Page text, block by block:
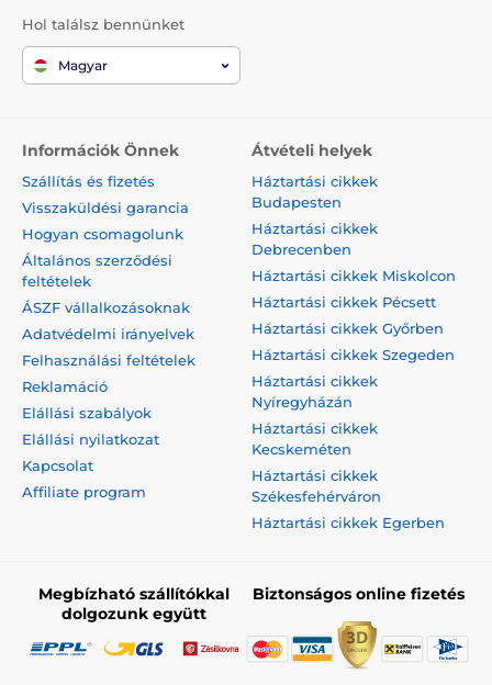
Hol találsz bennünket
Magyar
Információk Önnek
Szállítás és fizetés
Visszaküldési garancia
Hogyan csomagolunk
Általános szerződési
feltételek
ÁSZF vállalkozásoknak
Adatvédelmi irányelvek
Felhasználási feltételek
Reklamáció
Elállási szabályok
Elállási nyilatkozat
Kapcsolat
Affiliate program
Átvételi helyek
Háztartási cikkek
Budapesten
Háztartási cikkek
Debrecenben
Háztartási cikkek Miskolcon
Háztartási cikkek Pécsett
Háztartási cikkek Győrben
Háztartási cikkek Szegeden
Háztartási cikkek
Nyíregyházán
Háztartási cikkek
Kecskeméten
Háztartási cikkek
Székesfehérváron
Háztartási cikkek Egerben
Megbízható szállítókkal
dolgozunk együtt
Biztonságos online fizetés